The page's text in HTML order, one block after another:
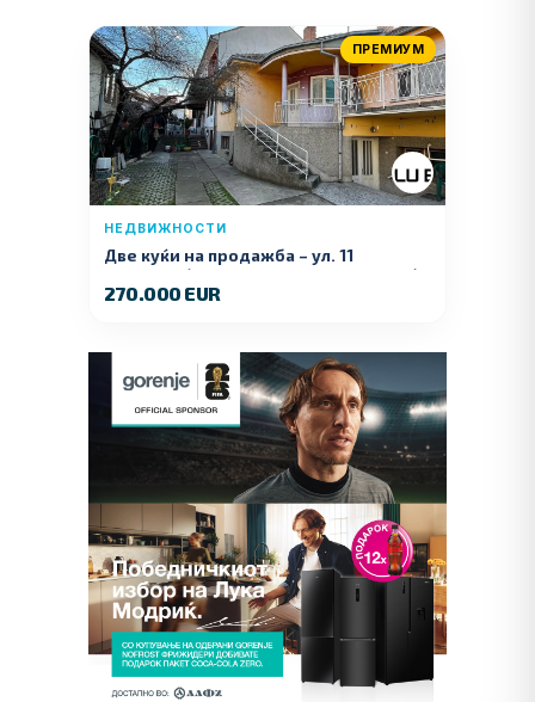
ПРЕМИУМ
НЕДВИЖНОСТИ
Две куќи на продажба – ул. 11
Ноември (Наспроти Селман Туризам)
270.000 EUR